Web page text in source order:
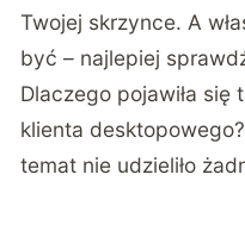
Twojej skrzynce. A
być – najlepiej
Dlaczego pojawiła
klienta
temat nie udzieliło